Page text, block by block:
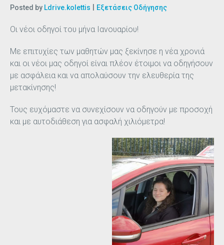
Posted by Ldrive.kolettis Εξετάσεις Οδήγησης
Οι νέοι οδηγοί του μήνα Ιανουαρίου!
Με επιτυχίες των μαθητών μας ξεκίνησε η νέα χρονιά
και οι νέοι μας οδηγοί είναι πλέον έτοιμοι να οδηγήσουν
με ασφάλεια και να απολαύσουν την ελευθερία της
μετακίνησης!
Τους ευχόμαστε να συνεχίσουν να οδηγούν με προσοχή
και με αυτοδιάθεση για ασφαλή χιλιόμετρα!